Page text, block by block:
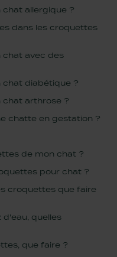
allergique ?
dans les croquettes
chat avec des
chat diabétique ?
chat arthrose ?
chatte en gestation ?
de mon chat ?
pour chat ?
croquettes que faire
d'eau, quelles
que faire ?